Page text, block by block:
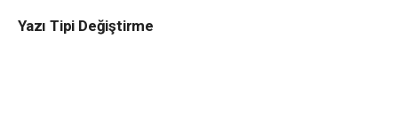
Yazı Tipi Değiştirme